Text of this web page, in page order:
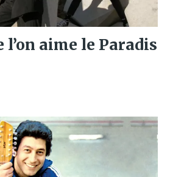
l’on aime le Paradis